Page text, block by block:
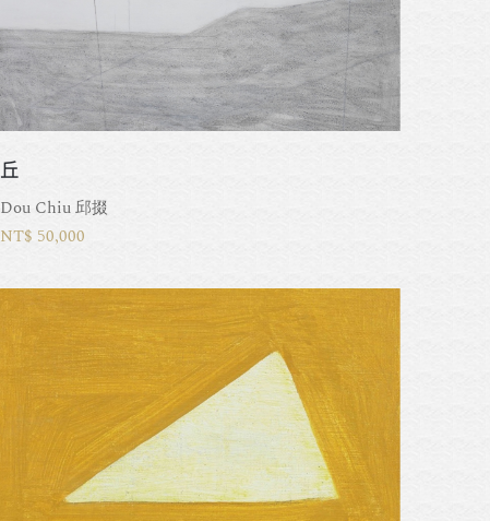
丘
Dou Chiu 邱掇
NT$ 50,000